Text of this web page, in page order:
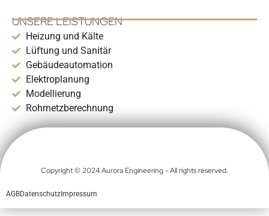
UNSERE LEISTUNGEN
Heizung und Kälte
Lüftung und Sanitär
Gebäudeautomation
Elektroplanung
Modellierung
Rohrnetzberechnung
Copyright © 2024 Aurora Engineering - All rights reserved.
AGBDatenschutz Impressum